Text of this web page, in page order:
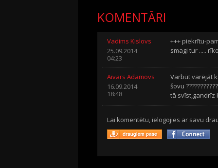
KOMENTĀRI
Vadims Kislovs
25.09.2014
04:23
+++ piekrītu-
smagi tur .....
Aivars Adamovs
16.09.2014
18:48
Varbūt varējāt
šovu
tā svīst,gandrīz
Lai komentētu, ielogojies ar savu